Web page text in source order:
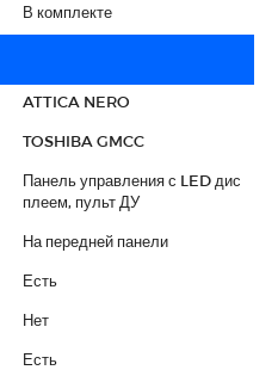
В комплекте
ATTICA NERO
TOSHIBA GMCC
Панель управления с LED дис
плеем, пульт ДУ
На передней панели
Есть
Нет
Есть